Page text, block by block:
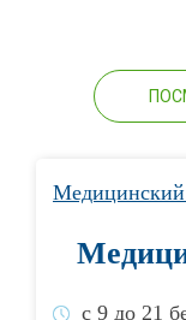
Медицинский
с 9 до 21